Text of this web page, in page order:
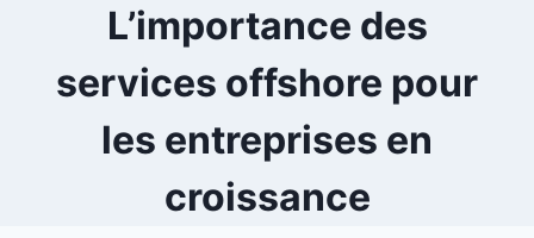
L’importance des
services offshore pour
les entreprises en
croissance